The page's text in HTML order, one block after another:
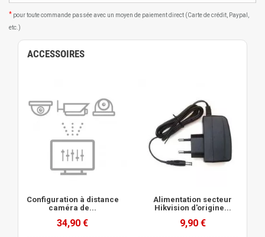
* pour toute commande passée avec un moyen de paiement direct (Carte de crédit, Paypal,
etc.)
ACCESSOIRES
Configuration à distance
caméra de...
34,90 €
Alimentation secteur
Hikvision d'origine...
9,90 €